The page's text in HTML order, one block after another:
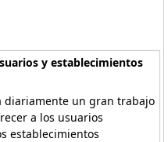
y establecimientos
diariamente un gran trabajo
a los usuarios
establecimientos